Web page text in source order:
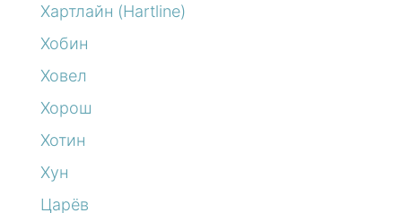
Хартлайн (Hartline)
Хобин
Ховел
Хорош
Хотин
Хун
Царёв